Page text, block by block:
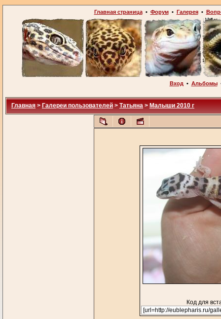
Главная страница• Форум• Галерея•
Вход • Альбомы
Главная > Галереи пользователей > Татьяна > Малыши 2010 г
Код для